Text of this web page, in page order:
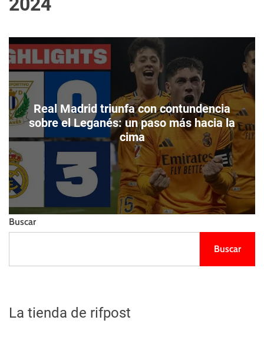
e
i
e
n
z
o
s
m
o
d
e
o
r
Real Madrid triunfa con contundencia
sobre el Leganés: un paso más hacia la
cima
Buscar
Buscar
La tienda de rifpost